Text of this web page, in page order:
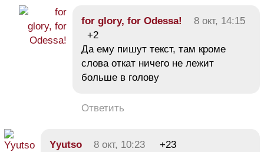
for glory, for Odessa!
8 окт, 14:15
+2
Да ему пишут текст, там кроме
слова откат ничего не лежит
больше в голову
Ответить
Yyutso 8 окт, 10:23
+23